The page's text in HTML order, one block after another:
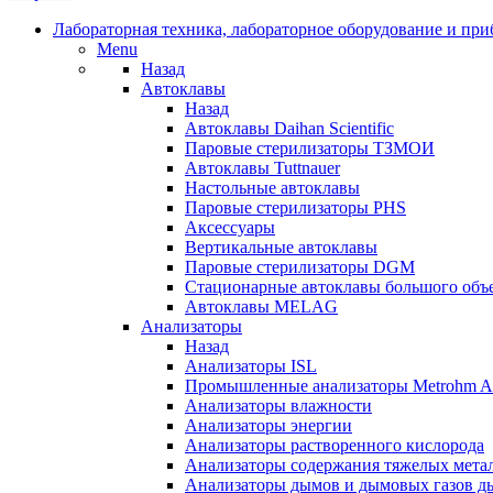
Лабораторная техника, лабораторное оборудование и
Menu
Назад
Автоклавы
Назад
Автоклавы Daihan Scientific
Паровые стерилизаторы ТЗМОИ
Автоклавы Tuttnauer
Наcтольные автоклавы
Паровые стерилизаторы PHS
Аксессуары
Вертикальные автоклавы
Паровые стерилизаторы DGM
Стационарные автоклавы большого
Автоклавы MELAG
Анализаторы
Назад
Анализаторы ISL
Промышленные анализаторы Metrohm
Анализаторы влажности
Анализаторы энергии
Анализаторы растворенного кислорода
Анализаторы содержания тяжелых
Анализаторы дымов и дымовых газов